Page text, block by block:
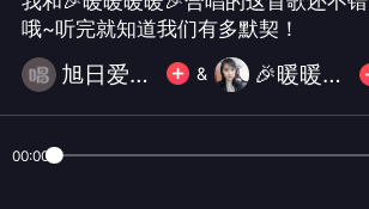
哦~听完就知道我们有多默契！
旭日爱歌唱 & 🎉暖暖暖暖🎉
00:00